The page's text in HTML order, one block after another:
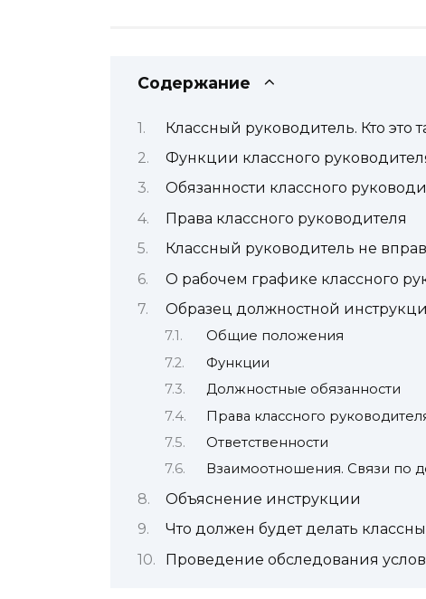
Содержание
Классный руководитель. Кто это
Функции классного
Обязанности классного
Права классного руководителя
Классный руководитель не
О рабочем графике классного
Образец должностной
Общие положения
Функции
Должностные обязанности
Права классного
Ответственности
Взаимоотношения. Связи по
Объяснение инструкции
Что должен будет делать
Проведение обследования